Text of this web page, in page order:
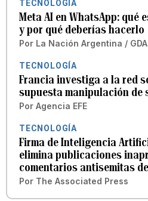
TECNOLOGÍA
Meta AI en WhatsApp: qué
y por qué deberías hacerlo
Por La Nación Argentina / GDA
TECNOLOGÍA
Francia investiga a la red
supuesta manipulación de
Por Agencia EFE
TECNOLOGÍA
Firma de Inteligencia
elimina publicaciones
comentarios antisemitas
Por The Associated Press